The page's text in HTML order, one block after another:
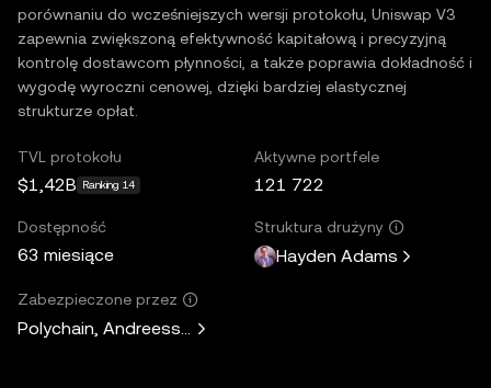
porównaniu do wcześniejszych wersji protokołu, Uniswap V3
zapewnia zwiększoną efektywność kapitałową i precyzyjną
kontrolę dostawcom płynności, a także poprawia dokładność i
wygodę wyroczni cenowej, dzięki bardziej elastycznej
strukturze opłat.
TVL protokołu
$1,42B Ranking 14
Aktywne portfele
121 722
Dostępność
63 miesiące
Struktura drużyny
Hayden Adams
Zabezpieczone przez
Polychain, Andreessen Horowitz, Paradigm, Variant Fund,